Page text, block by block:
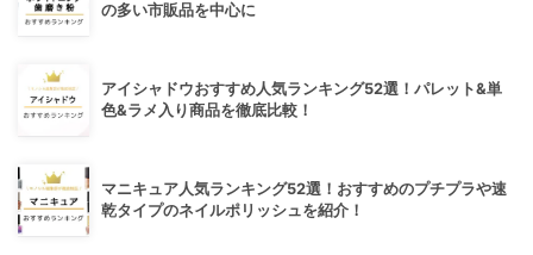
の多い市販品を中心に
アイシャドウおすすめ人気ランキング52選！パレット&単
色&ラメ入り商品を徹底比較！
マニキュア人気ランキング52選！おすすめのプチプラや速
乾タイプのネイルポリッシュを紹介！